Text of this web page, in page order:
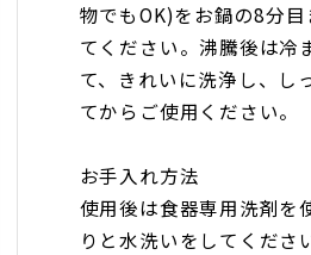
物でもOK)をお鍋の8分
てください。沸騰後は冷
て、きれいに洗浄し、し
てからご使用ください。
お手入れ方法
使用後は食器専用洗剤を
りと水洗いをしてくださ